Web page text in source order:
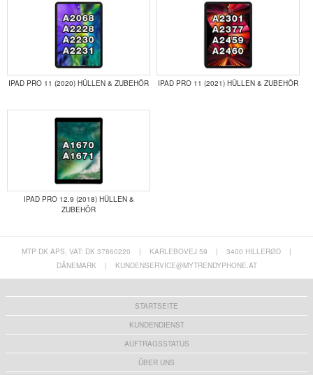
IPAD PRO 11 (2020) HÜLLEN & ZUBEHÖR IPAD PRO 11 (2021) HÜLLEN & ZUBEHÖR
IPAD PRO 12.9 (2018) HÜLLEN &
ZUBEHÖR
MTP DK APS, VAT: DK 37860220 | KARLEBOVEJ 59 | 3400 HILLERØD
|
DÄNEMARK
| KUNDENSERVICE@MYTRENDYPHONE.AT
STARTSEITE
KUNDENDIENST
AUFTRAGSSTATUS
ÜBER UNS